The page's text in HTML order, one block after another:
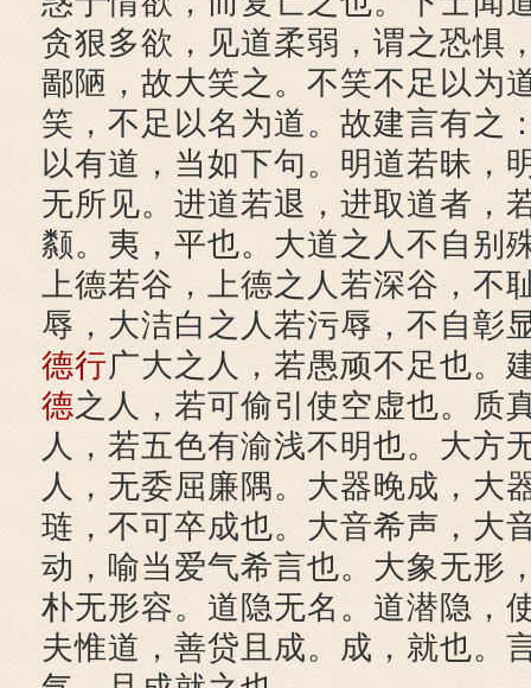
贪狠多欲，见道柔弱，谓之恐惧
鄙陋，故大笑之。不笑不足以为
笑，不足以名为道。故建言有之
以有道，当如下句。明道若昧，
无所见。进道若退，进取道者，
颣。夷，平也。大道之人不自别
上德若谷，上德之人若深谷，不
辱，大洁白之人若污辱，不自彰
德行广大之人，若愚顽不足也。
德之人，若可偷引使空虚也。质
人，若五色有渝浅不明也。大方
人，无委屈廉隅。大器晚成，大
琏，不可卒成也。大音希声，大
动，喻当爱气希言也。大象无形
朴无形容。道隐无名。道潜隐，
夫惟道，善贷且成。成，就也。